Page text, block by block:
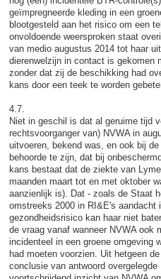
geïmpregneerde kleding in een
blootgesteld aan het risico om een
onvoldoende weersproken staat
van medio augustus 2014 tot haar
dierenwelzijn in contact is gekomen
zonder dat zij de beschikking had
kans door een teek te worden
4.7.
Niet in geschil is dat al geruime tijd
rechtsvoorganger van) NVWA in
uitvoeren, bekend was, en ook bij
behoorde te zijn, dat bij
kans bestaat dat de ziekte van
maanden maart tot en met oktober
aanzienlijk is). Dat - zoals de Staat
omstreeks 2000 in RI&E's aandacht
gezondheidsrisico kan haar niet
de vraag vanaf wanneer NVWA ook
incidenteel in een groene omgeving
had moeten voorzien. Uit hetgeen
conclusie van antwoord